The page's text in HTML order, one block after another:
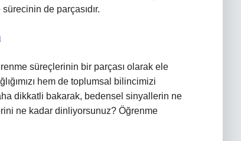
de parçasıdır.
süreçlerinin bir parçası olarak ele
hem de toplumsal bilincimizi
dikkatli bakarak, bedensel sinyallerin ne
ne kadar dinliyorsunuz? Öğrenme